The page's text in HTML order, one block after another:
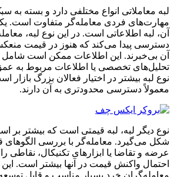
لبه معاملاتی انواع مختلفی دارد و بسته به
مهارت‌های فردی معامله‌گر متفاوت است.
آن، لبه اطلاعاتی است. در این نوع لبه،
دسترسی پیدا می‌کند که هنوز در قیمت
آن بی‌خبرند. این اطلاعات ممکن است شامل
تحلیل‌های تخصصی یا اطلاعات مربوط به عمق
نوع لبه بیشتر در اختیار فعالان بزرگ بازار
معمولاً دسترسی محدودتری به آن دارند.
نوع دیگر لبه، لبه قیمتی است که بیشتر بر
شکل می‌گیرد. معامله‌گر با بررسی الگوهای
عرضه و تقاضا یا ابزارهای تکنیکال، نقاطی
احتمال واکنش قیمت در آنها بیشتر است. این